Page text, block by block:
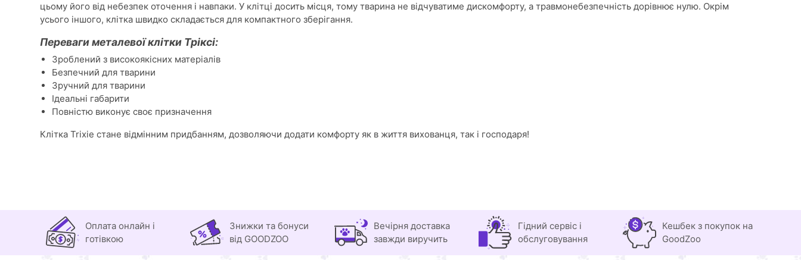
цьому його від небезпек оточення і навпаки. У клітці досить місця, тому тварина не відчуватиме дискомфорту, а травмонебезпечність дорівнює нулю. Окрім
усього іншого, клітка швидко складається для компактного зберігання.
Переваги металевої клітки Тріксі:
Зроблений з високоякісних матеріалів
Безпечний для тварини
Зручний для тварини
Ідеальні габарити
Повністю виконує своє призначення
Клітка Trixie стане відмінним придбанням, дозволяючи додати комфорту як в життя вихованця, так і господаря!
Оплата онлайн і
готівкою
Знижки та бонуси
від GOODZOO
Вечірня доставка
завжди виручить
Гідний сервіс і
обслуговування
Кешбек з покупок на
GoodZoo